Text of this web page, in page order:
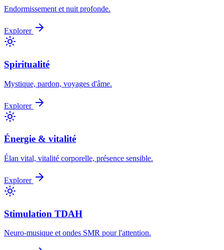
Endormissement et nuit profonde.
Explorer
Spiritualité
Mystique, pardon, voyages d'âme.
Explorer
Énergie & vitalité
Élan vital, vitalité corporelle, présence sensible.
Explorer
Stimulation TDAH
Neuro-musique et ondes SMR pour l'attention.